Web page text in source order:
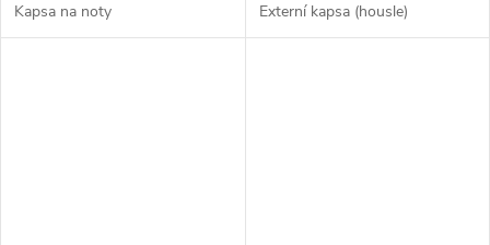
Kapsa na noty Externí kapsa (housle)